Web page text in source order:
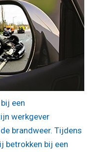
een
werkgever
brandweer. Tijdens
betrokken bij een